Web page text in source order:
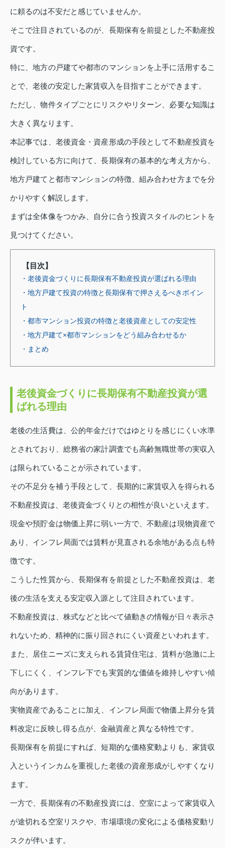
に頼るのは不安だと感じていませんか。
そこで注目されているのが、長期保有を前提とした不動産投
資です。
特に、地方の戸建てや都市のマンションを上手に活用するこ
とで、老後の安定した家賃収入を目指すことができます。
ただし、物件タイプごとにリスクやリターン、必要な知識は
大きく異なります。
本記事では、老後資金・資産形成の手段として不動産投資を
検討している方に向けて、長期保有の基本的な考え方から、
地方戸建てと都市マンションの特徴、組み合わせ方までを分
かりやすく解説します。
まずは全体像をつかみ、自分に合う投資スタイルのヒントを
見つけてください。
【目次】
・老後資金づくりに長期保有不動産投資が選ばれる理由
・地方戸建て投資の特徴と長期保有で押さえるべきポイン
ト
・都市マンション投資の特徴と老後資産としての安定性
・地方戸建て×都市マンションをどう組み合わせるか
・まとめ
老後資金づくりに長期保有不動産投資が選
ばれる理由
老後の生活費は、公的年金だけではゆとりを感じにくい水準
とされており、総務省の家計調査でも高齢無職世帯の実収入
は限られていることが示されています。
その不足分を補う手段として、長期的に家賃収入を得られる
不動産投資は、老後資金づくりとの相性が良いといえます。
現金や預貯金は物価上昇に弱い一方で、不動産は現物資産で
あり、インフレ局面では賃料が見直される余地がある点も特
徴です。
こうした性質から、長期保有を前提とした不動産投資は、老
後の生活を支える安定収入源として注目されています。
不動産投資は、株式などと比べて値動きの情報が日々表示さ
れないため、精神的に振り回されにくい資産といわれます。
また、居住ニーズに支えられる賃貸住宅は、賃料が急激に上
下しにくく、インフレ下でも実質的な価値を維持しやすい傾
向があります。
実物資産であることに加え、インフレ局面で物価上昇分を賃
料改定に反映し得る点が、金融資産と異なる特性です。
長期保有を前提にすれば、短期的な価格変動よりも、家賃収
入というインカムを重視した老後の資産形成がしやすくなり
ます。
一方で、長期保有の不動産投資には、空室によって家賃収入
が途切れる空室リスクや、市場環境の変化による価格変動リ
スクが伴います。